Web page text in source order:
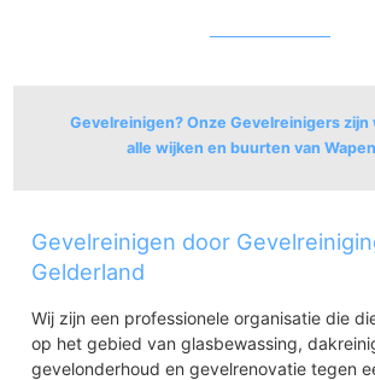
Gevelreinigen? Onze Gevelreinigers zijn
alle wijken en buurten van
Wapenveld
Gevelreinigen door
Gelderland
Wij zijn een professionele organisatie die
op het gebied van glasbewassing,
gevelonderhoud en gevelrenovatie tegen